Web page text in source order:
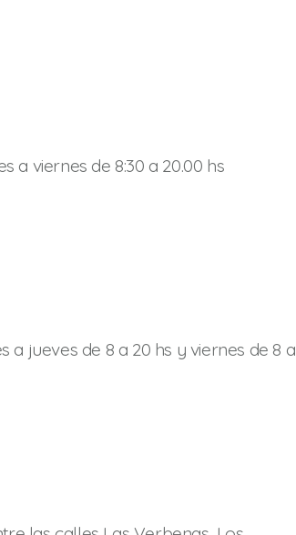
a viernes de 8:30 a 20.00 hs
a jueves de 8 a 20 hs y viernes de 8 a